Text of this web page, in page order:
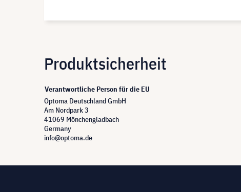
Produktsicherheit
Verantwortliche Person für die EU
Optoma Deutschland GmbH
Am Nordpark 3
41069 Mönchengladbach
Germany
info@optoma.de